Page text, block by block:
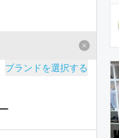
ブランドを選択する